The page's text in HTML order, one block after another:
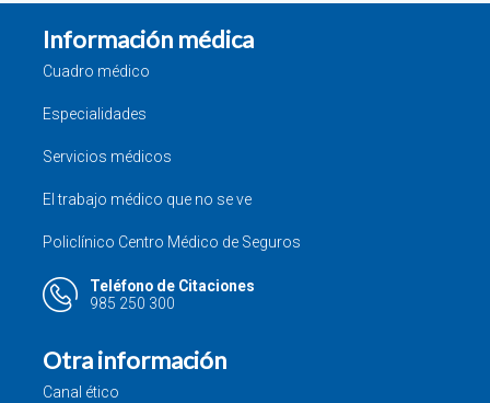
Información médica
Cuadro médico
Especialidades
Servicios médicos
El trabajo médico que no se ve
Policlínico Centro Médico de Seguros
Teléfono de Citaciones
985 250 300
Otra información
Canal ético